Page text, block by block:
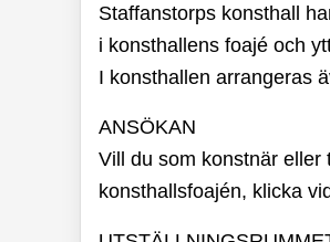
Staffanstorps konsthall
i konsthallens foajé och
I konsthallen arrangeras
ANSÖKAN
Vill du som konstnär eller
konsthallsfoajén, klicka